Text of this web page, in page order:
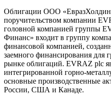
Облигации ООО
поручительством компании
головной компанией группы
Финанс» входит в группу
финансовой компанией,
заемного финансирования для
рынке облигаций. EVRAZ plc
интегрированной горно-
основные производственные
России, США и Канаде.